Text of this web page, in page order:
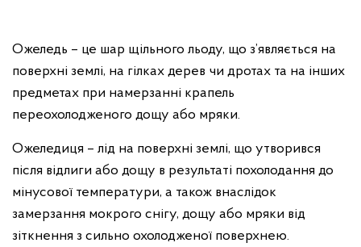
Ожеледь – це шар щільного льоду, що з’являється на
поверхні землі, на гілках дерев чи дротах та на інших
предметах при намерзанні крапель
переохолодженого дощу або мряки.
Ожеледиця – лід на поверхні землі, що утворився
після відлиги або дощу в результаті похолодання до
мінусової температури, а також внаслідок
замерзання мокрого снігу, дощу або мряки від
зіткнення з сильно охолодженої поверхнею.